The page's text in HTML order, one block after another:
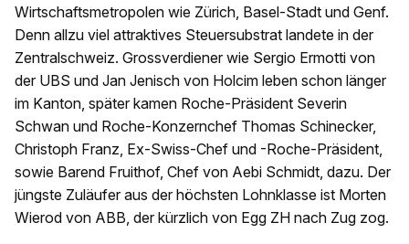
Wirtschaftsmetropolen wie Zürich, Basel-Stadt und Genf.
Denn allzu viel attraktives Steuersubstrat landete in der
Zentralschweiz. Grossverdiener wie Sergio Ermotti von
der UBS und Jan Jenisch von Holcim leben schon länger
im Kanton, später kamen Roche-Präsident Severin
Schwan und Roche-Konzernchef Thomas Schinecker,
Christoph Franz, Ex-Swiss-Chef und -Roche-Präsident,
sowie Barend Fruithof, Chef von Aebi Schmidt, dazu. Der
jüngste Zuläufer aus der höchsten Lohnklasse ist Morten
Wierod von ABB, der kürzlich von Egg ZH nach Zug zog.